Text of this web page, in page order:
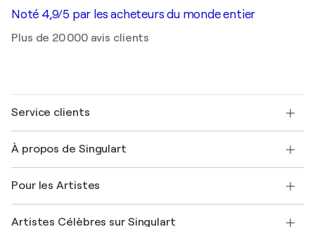
Noté 4,9/5 par les acheteurs du monde entier
Plus de 20 000 avis clients
Service clients
Expédition
Offrir une carte cadeau
Rejoignez notre programme commercial
Mon compte
À propos de Singulart
FAQ
Pour les Artistes
Se connecter en tant qu'Artiste
Artistes Célèbres sur Singulart